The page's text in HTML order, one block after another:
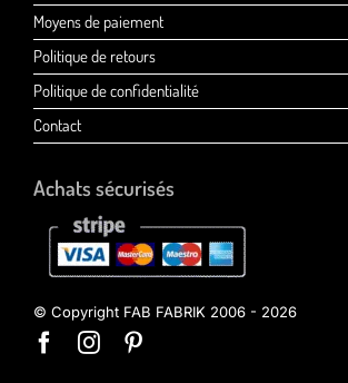
Moyens de paiement
Politique de retours
Politique de confidentialité
Contact
Achats sécurisés
© Copyright FAB FABRIK 2006 - 2026